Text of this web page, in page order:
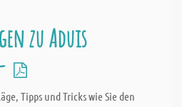
zu Aduis
Tipps und Tricks wie Sie den